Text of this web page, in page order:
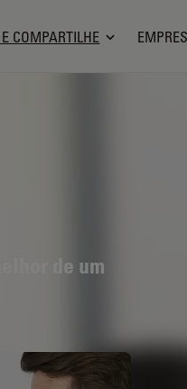
COMPARTILHE
de um